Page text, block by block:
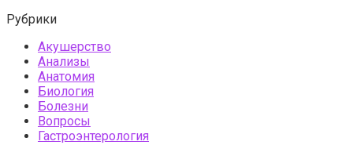
Рубрики
Акушерство
Анализы
Анатомия
Биология
Болезни
Вопросы
Гастроэнтерология